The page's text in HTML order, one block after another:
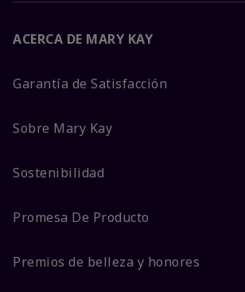
ACERCA DE MARY KAY
Garantía de Satisfacción
Sobre Mary Kay
Sostenibilidad
Promesa De Producto
Premios de belleza y honores